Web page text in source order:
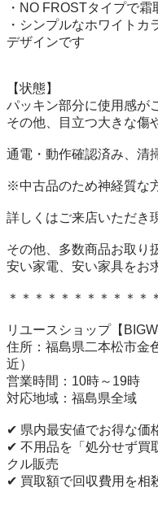
・NO FROSTタイプで
・シンプルなホワイト
デザインです
【状態】
パッキン部分に使用感が
その他、目立つ大きな傷
通電・動作確認済み、清
※中古品のため神経質な
詳しくはご来店いただき
その他、多数商品お取り
安い家電、安い家具をお
＊＊＊＊＊＊＊＊＊＊＊
リユースショップ【
住所：福島県二本松市金
近）
営業時間：10時～19時
対応地域：福島県全域
✔ 県内最安値でお得な価
✔ 不用品を「処分せず買
クル販売
✔ 買取額で回収費用を相